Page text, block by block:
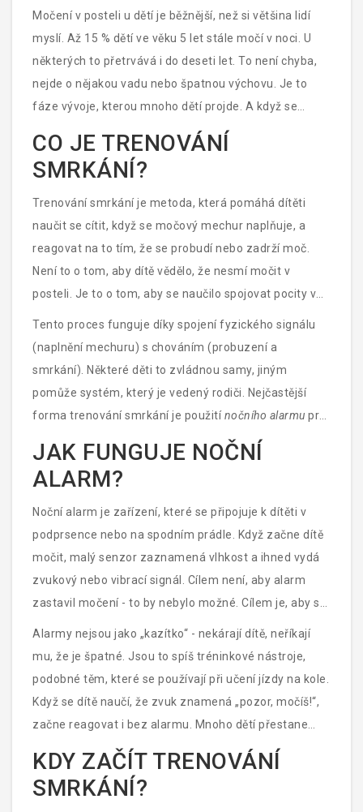
Močení v posteli u dětí je běžnější, než si většina lidí
myslí. Až 15 % dětí ve věku 5 let stále močí v noci. U
některých to přetrvává i do deseti let. To není chyba,
nejde o nějakou vadu nebo špatnou výchovu. Je to
fáze vývoje, kterou mnoho dětí projde. A když se
rodiče rozhodnou, že chtějí pomoci dítěti překonat
noční pomočování, jedním z nejúčinnějších nástrojů je
trenování smrkání
CO JE TRENOVÁNÍ
SMRKÁNÍ?
Trenování smrkání je metoda, která pomáhá dítěti
naučit se cítit, když se močový mechur naplňuje, a
reagovat na to tím, že se probudí nebo zadrží moč.
Není to o tom, aby dítě vědělo, že nesmí močit v
posteli. Je to o tom, aby se naučilo spojovat pocity v
těle s akcí - tedy že když se močový mechur naplní,
musí se probudit a jít do koupelny.
Tento proces funguje díky spojení fyzického signálu
(naplnění mechuru) s chováním (probuzení a
smrkání). Některé děti to zvládnou samy, jiným
pomůže systém, který je vedený rodiči. Nejčastější
forma trenování smrkání je použitínočního alarmu pro
JAK FUNGUJE NOČNÍ
ALARM?
Noční alarm je zařízení, které se připojuje k dítěti v
podprsence nebo na spodním prádle. Když začne dítě
močit, malý senzor zaznamená vlhkost a ihned vydá
zvukový nebo vibrací signál. Cílem není, aby alarm
zastavil močení - to by nebylo možné. Cílem je, aby se
dítě probudilo, když začne močit, a naučilo se, že ten
zvuk znamená: „Teď jsi močil, teď se probuď.“
Alarmy nejsou jako „kazítko“ - nekárají dítě, neříkají
mu, že je špatné. Jsou to spíš tréninkové nástroje,
podobné těm, které se používají při učení jízdy na kole.
Když se dítě naučí, že zvuk znamená „pozor, močíš!“,
začne reagovat i bez alarmu. Mnoho dětí přestane
močit v posteli během 6 až 12 týdnů.
KDY ZAČÍT TRENOVÁNÍ
SMRKÁNÍ?